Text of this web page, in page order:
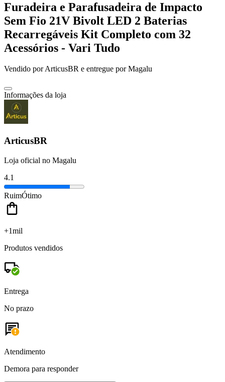
Furadeira e Parafusadeira de Impacto
Sem Fio 21V Bivolt LED 2 Baterias
Recarregáveis Kit Completo com 32
Acessórios - Vari Tudo
Vendido porArticusBR e entregue por Magalu
Informações da loja
ArticusBR
Loja oficial no Magalu
4.1
RuimÓtimo
+1mil
Produtos vendidos
Entrega
No prazo
Atendimento
Demora para responder